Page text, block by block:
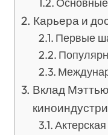
Карьера и
Первые
Вклад